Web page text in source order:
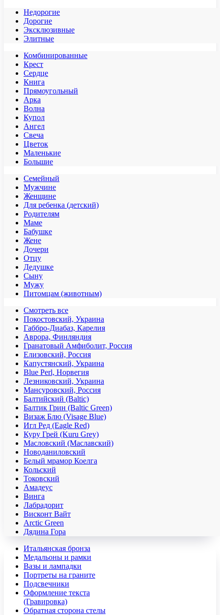
Недорогие
Дорогие
Эксклюзивные
Элитные
Комбинированные
Крест
Сердце
Книга
Прямоугольный
Арка
Волна
Купол
Ангел
Свеча
Цветок
Маленькие
Большие
Семейный
Мужчине
Женщине
Для ребенка (детский)
Родителям
Маме
Бабушке
Жене
Дочери
Отцу
Дедушке
Сыну
Мужу
Питомцам (животным)
Смотреть все
Покостовский, Украина
Габбро-Диабаз, Карелия
Аврора, Финляндия
Гранатовый Амфиболит, Россия
Елизовский, Россия
Капустянский, Украина
Blue Perl, Норвегия
Лезниковский, Украина
Мансуровский, Россия
Балтийский (Baltic)
Балтик Грин (Baltic Green)
Визаж Блю (Visage Blue)
Игл Ред (Eagle Red)
Куру Грей (Kuru Grey)
Масловский (Маславский)
Новоданиловский
Белый мрамор Коелга
Кольский
Токовский
Амадеус
Винга
Лабрадорит
Висконт Вайт
Аrctic Green
Дядина Гора
Итальянская бронза
Медальоны и рамки
Вазы и лампадки
Портреты на граните
Подсвечники
Оформление текста
(Гравировка)
Обратная сторона стелы